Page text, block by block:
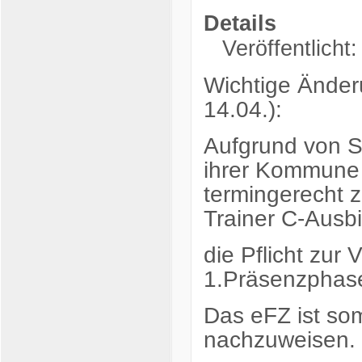
Details
Wichtige
14.04.):
Aufgrund von
ihrer
termingerecht
Trainer C-
die Pflicht zur
Das eFZ ist
nachzuweisen.